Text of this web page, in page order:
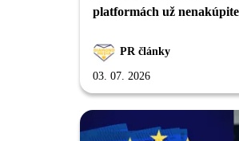
platformách už nenakúpite
PR články
03. 07. 2026